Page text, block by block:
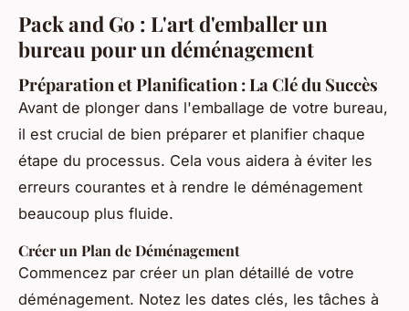
Pack and Go : L'art d'emballer un
bureau pour un déménagement
Préparation et Planification : La Clé du Succès
Avant de plonger dans l'emballage de votre bureau,
il est crucial de bien préparer et planifier chaque
étape du processus. Cela vous aidera à éviter les
erreurs courantes et à rendre le déménagement
beaucoup plus fluide.
Créer un Plan de Déménagement
Commencez par créer un plan détaillé de votre
déménagement. Notez les dates clés, les tâches à